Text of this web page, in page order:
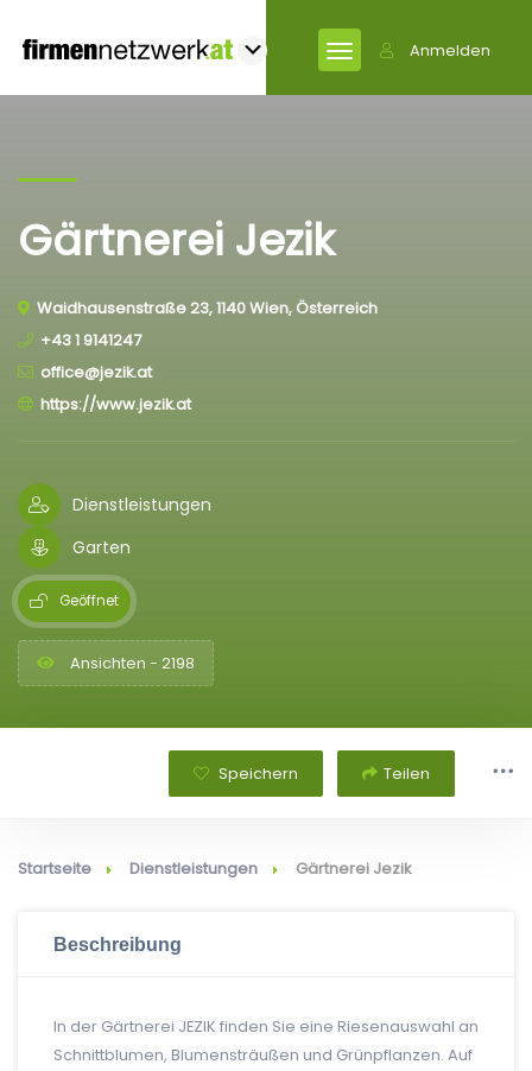
Anmelden
Gärtnerei Jezik
Waidhausenstraße 23, 1140 Wien, Österreich
+43 1 9141247
office@jezik.at
https://www.jezik.at
Dienstleistungen
Garten
Geöffnet
Ansichten - 2198
Speichern Teilen
Startseite Dienstleistungen Gärtnerei Jezik
Beschreibung
In der Gärtnerei JEZIK finden Sie eine Riesenauswahl an
Schnittblumen, Blumensträußen und Grünpflanzen. Auf